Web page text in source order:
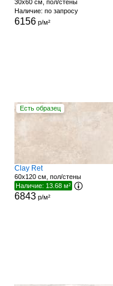
30x60 см, пол/стены
Наличие: по запросу
6156р/м²
Есть образец
Clay Ret
60x120 см, пол/стены
Наличие: 13.68 м²
6843р/м²